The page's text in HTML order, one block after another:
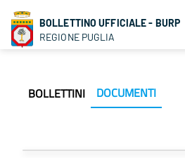
BOLLETTINO UFFICIALE - BURP
REGIONE PUGLIA
BOLLETTINI DOCUMENTI